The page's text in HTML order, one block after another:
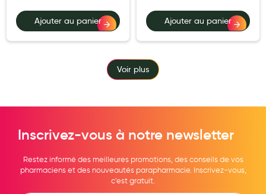
Ajouter au panier Ajouter au panier
Voir plus
Inscrivez-vous à notre newsletter
Restez informé des meilleures promotions, des conseils de vos
pharmaciens et des nouveautés parapharmacie. Inscrivez-vous,
c'est gratuit.